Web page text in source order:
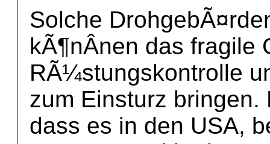
Solche
kÃ¶nÂ­nen das fragile
RÃ¼stungskontrolle
zum Einsturz
dass es in den USA,